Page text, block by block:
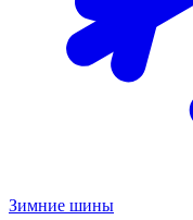
Зимние шины